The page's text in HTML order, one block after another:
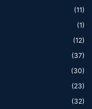
(11)
(1)
(12)
(37)
(30)
(23)
(32)